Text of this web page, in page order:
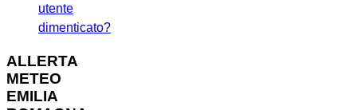
utente
dimenticato?
ALLERTA
METEO
EMILIA